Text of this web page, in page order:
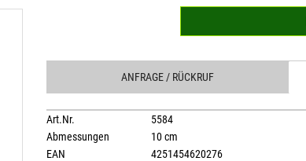
ANFRAGE / RÜCKRUF
Art.Nr.
5584
Abmessungen
10 cm
EAN
4251454620276